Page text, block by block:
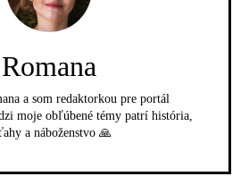
Romana
a som redaktorkou pre portál
moje obľúbené témy patrí história,
a náboženstvo 🙏